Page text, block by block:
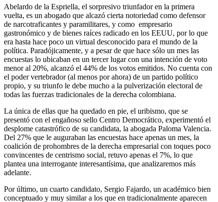
Abelardo de la Espriella, el sorpresivo triunfador en la primera
vuelta, es un abogado que alcazó cierta notoriedad como defensor
de narcotraficantes y paramilitares, y como empresario
gastronómico y de bienes raíces radicado en los EEUU, por lo que
era hasta hace poco un virtual desconocido para el mundo de la
política. Paradójicamente, y a pesar de que hace sólo un mes las
encuestas lo ubicaban en un tercer lugar con una intención de voto
menor al 20%, alcanzó el 44% de los votos emitidos. No cuenta con
el poder vertebrador (al menos por ahora) de un partido político
propio, y su triunfo le debe mucho a la pulverización electoral de
todas las fuerzas tradicionales de la derecha colombiana.
La única de ellas que ha quedado en pie, el uribismo, que se
presentó con el engañoso sello Centro Democrático, experimentó el
desplome catastrófico de su candidata, la abogada Paloma Valencia.
Del 27% que le auguraban las encuestas hace apenas un mes, la
coalición de prohombres de la derecha empresarial con toques poco
convincentes de centrismo social, retuvo apenas el 7%, lo que
plantea una interrogante interesantísima, que analizaremos más
adelante.
Por último, un cuarto candidato, Sergio Fajardo, un académico bien
conceptuado y muy similar a los que en tradicionalmente aparecen